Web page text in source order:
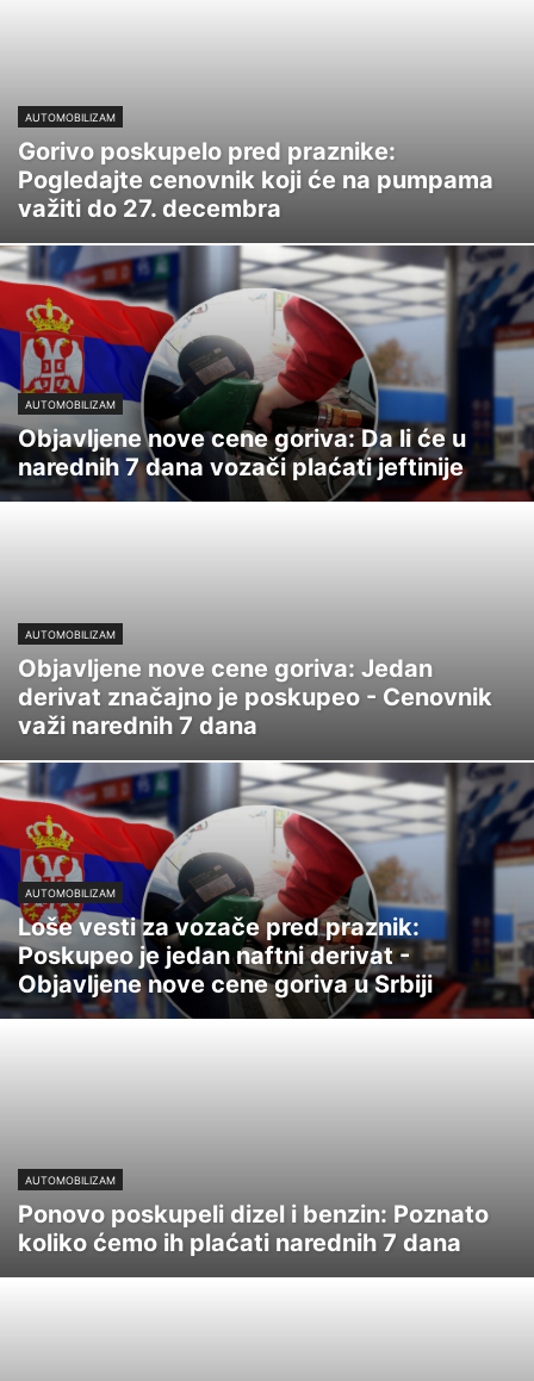
AUTOMOBILIZAM
Gorivo poskupelo pred praznike:
Pogledajte cenovnik koji će na pumpama
važiti do 27. decembra
AUTOMOBILIZAM
Objavljene nove cene goriva: Da li će u
narednih 7 dana vozači plaćati jeftinije
AUTOMOBILIZAM
Objavljene nove cene goriva: Jedan
derivat značajno je poskupeo - Cenovnik
važi narednih 7 dana
AUTOMOBILIZAM
Loše vesti za vozače pred praznik:
Poskupeo je jedan naftni derivat -
Objavljene nove cene goriva u Srbiji
AUTOMOBILIZAM
Ponovo poskupeli dizel i benzin: Poznato
koliko ćemo ih plaćati narednih 7 dana